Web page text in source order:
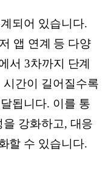
되어 있습니다.
앱 연계 등 다양
서 3차까지 단계
시간이 길어질수록
됩니다. 이를 통
강화하고, 대응
할 수 있습니다.